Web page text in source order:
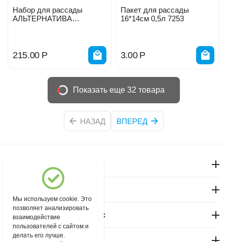
Набор для рассады
АЛЬТЕРНАТИВА
215.00 Р
Пакет для рассады
16*14см 0,5л 7253
3.00 Р
Показать еще 32 товара
НАЗАД ВПЕРЕД
Магазин "Северный"
Покупательский сервис
Контакты
Мы используем cookie. Это
позволяет анализировать
взаимодействие
пользователей с сайтом и
делать его лучше.